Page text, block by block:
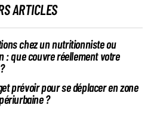
ARTICLES
chez un nutritionniste ou
: que couvre réellement votre
prévoir pour se déplacer en zone
?